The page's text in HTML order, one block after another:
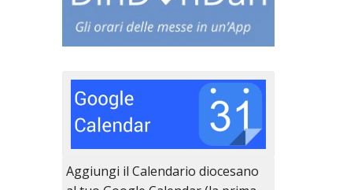
Aggiungi il Calendario diocesano